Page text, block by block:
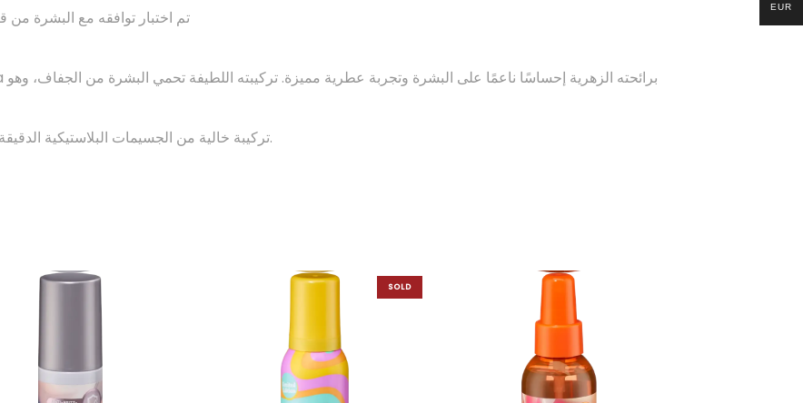
تم اختبار توافقه مع البشرة من
تركيبة خالية من الجسيمات البلاستيكية الدقيقة والبوليمرات الاصطناعية القابلة للذوبان في الماء.
SOLD
EUR